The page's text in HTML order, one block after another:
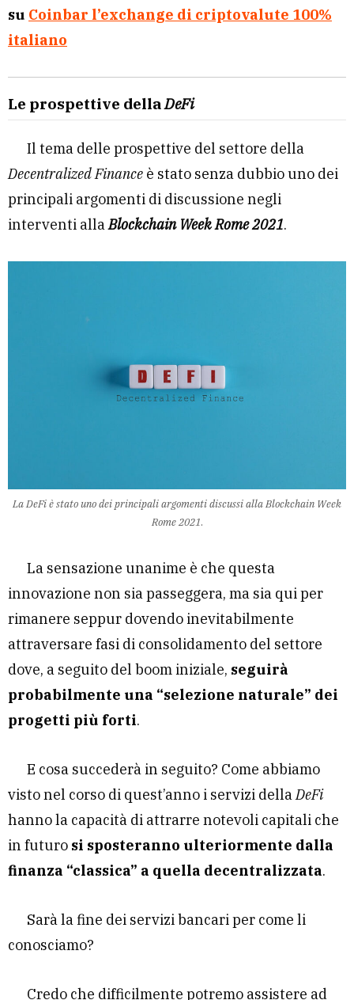
su Coinbar l’exchange di criptovalute 100%
italiano
Le prospettive dellaDeFi
Il tema delle prospettive del settore della
Decentralized Finance è stato senza dubbio uno dei
principali argomenti di discussione negli
interventi allaBlockchain Week Rome 2021.
La DeFi è stato uno dei principali argomenti discussi alla Blockchain Week
Rome 2021.
La sensazione unanime è che questa
innovazione non sia passeggera, ma sia qui per
rimanere seppur dovendo inevitabilmente
attraversare fasi di consolidamento del settore
dove, a seguito del boom iniziale, seguirà
probabilmente una “selezione naturale” dei
progetti più forti.
E cosa succederà in seguito? Come abbiamo
visto nel corso di quest’anno i servizi dellaDeFi
hanno la capacità di attrarre notevoli capitali che
in futuro si sposteranno ulteriormente dalla
finanza “classica” a quella decentralizzata.
Sarà la fine dei servizi bancari per come li
conosciamo?
Credo che difficilmente potremo assistere ad